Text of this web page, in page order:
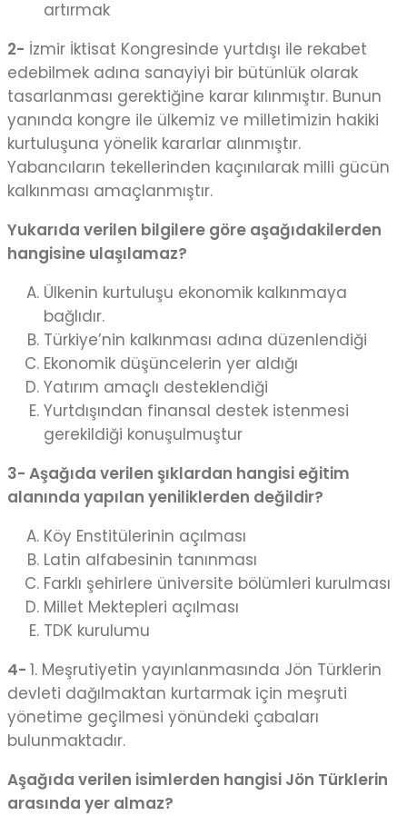
artırmak
2- İzmir İktisat Kongresinde yurtdışı ile rekabet
edebilmek adına sanayiyi bir bütünlük olarak
tasarlanması gerektiğine karar kılınmıştır. Bunun
yanında kongre ile ülkemiz ve milletimizin hakiki
kurtuluşuna yönelik kararlar alınmıştır.
Yabancıların tekellerinden kaçınılarak milli gücün
kalkınması amaçlanmıştır.
Yukarıda verilen bilgilere göre aşağıdakilerden
hangisine ulaşılamaz?
Ülkenin kurtuluşu ekonomik kalkınmaya
bağlıdır.
Türkiye’nin kalkınması adına düzenlendiği
Ekonomik düşüncelerin yer aldığı
Yatırım amaçlı desteklendiği
Yurtdışından finansal destek istenmesi
gerekildiği konuşulmuştur
3- Aşağıda verilen şıklardan hangisi eğitim
alanında yapılan yeniliklerden değildir?
Köy Enstitülerinin açılması
Latin alfabesinin tanınması
Farklı şehirlere üniversite bölümleri kurulması
Millet Mektepleri açılması
TDK kurulumu
4- 1. Meşrutiyetin yayınlanmasında Jön Türklerin
devleti dağılmaktan kurtarmak için meşruti
yönetime geçilmesi yönündeki çabaları
bulunmaktadır.
Aşağıda verilen isimlerden hangisi Jön Türklerin
arasında yer almaz?